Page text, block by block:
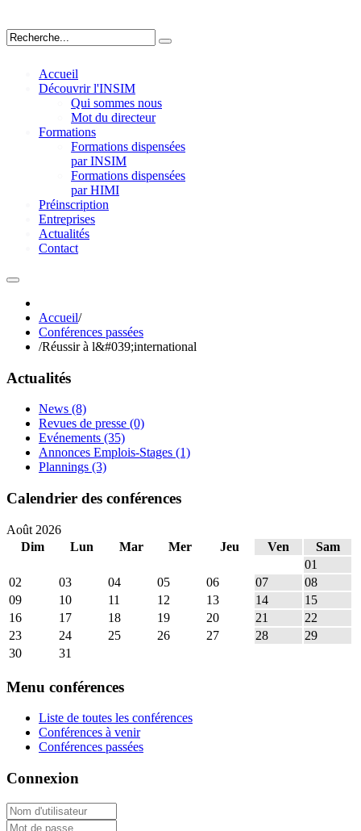
Accueil
Découvrir l'INSIM
Qui sommes nous
Mot du directeur
Formations
Formations dispensées
par INSIM
Formations dispensées
par HIMI
Préinscription
Entreprises
Actualités
Contact
Accueil/
Conférences passées
/Réussir à l&#039;international
Actualités
News (8)
Revues de presse (0)
Evénements (35)
Annonces Emplois-Stages (1)
Plannings (3)
Calendrier des conférences
Août 2026
Dim
Lun Mar Mer Jeu Ven
Sam
01
02
03 04 05 06 07
08
09
10 11 12 13 14
15
16
17 18 19 20 21
22
23
24 25 26 27 28
29
30
31
Menu conférences
Liste de toutes les conférences
Conférences à venir
Conférences passées
Connexion